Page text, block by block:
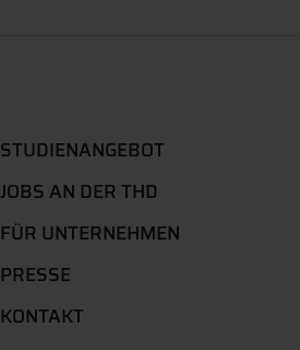
STUDIENANGEBOT
JOBS AN DER THD
FÜR UNTERNEHMEN
PRESSE
KONTAKT